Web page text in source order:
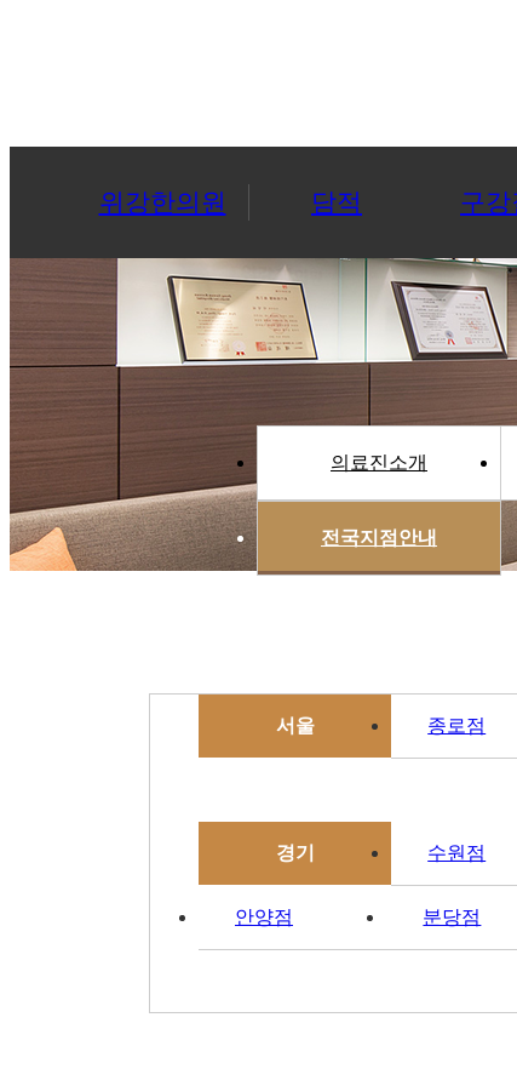
위강한의원 담적 구
의료진소개
전국지점안내
서울 종로점
경기 수원점
안양점 분당점